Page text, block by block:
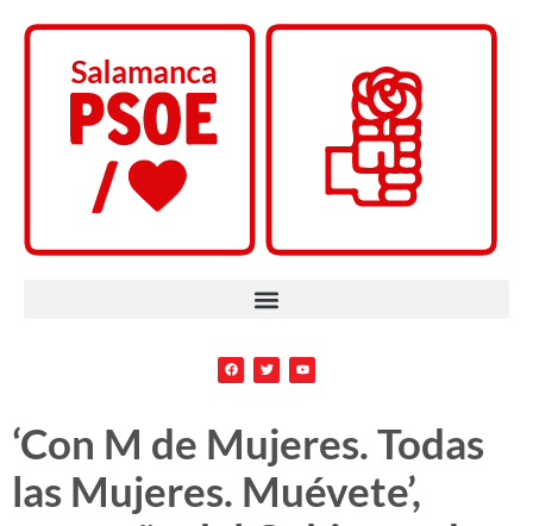
‘Con M de Mujeres. Todas
las Mujeres. Muévete’,